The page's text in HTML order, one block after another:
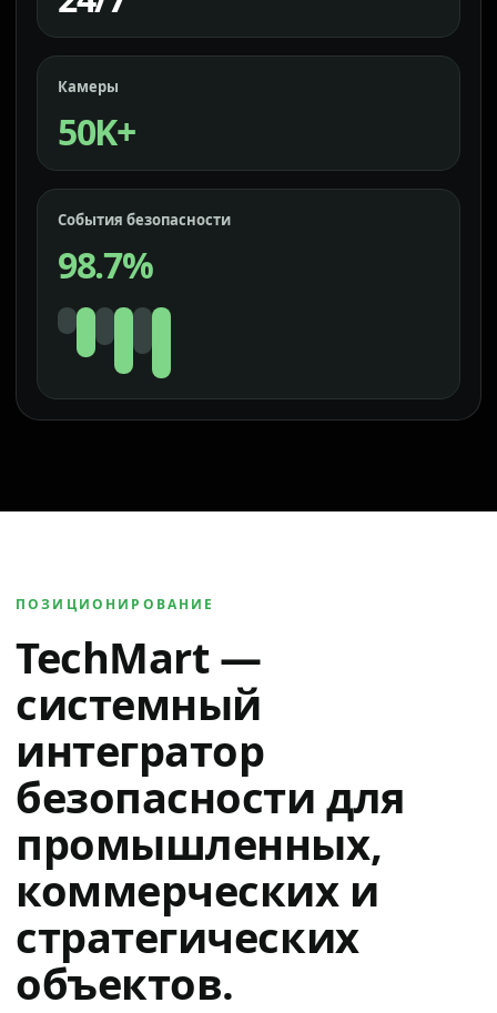
Камеры
50K+
События безопасности
98.7%
ПОЗИЦИОНИРОВАНИЕ
TechMart —
системный
интегратор
безопасности для
промышленных,
коммерческих и
стратегических
объектов.